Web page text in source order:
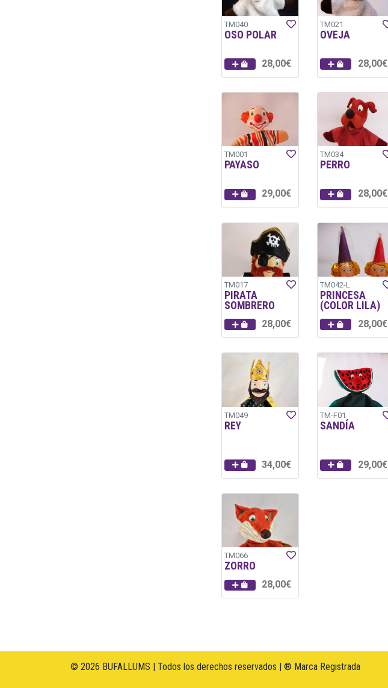
TM040
OSO POLAR
28,00€
TM021
OVEJA
28,00€
TM001
PAYASO
29,00€
TM034
PERRO
28,00€
TM017
PIRATA
SOMBRERO
28,00€
TM042-L
PRINCESA
(COLOR LILA)
28,00€
TM049
REY
34,00€
TM-F01
SANDÍA
29,00€
TM066
ZORRO
28,00€
© 2026 BUFALLUMS | Todos los derechos reservados | ® Marca Registrada